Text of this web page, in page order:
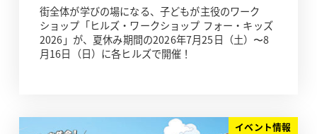
街全体が学びの場になる、子どもが主役のワーク
ショップ「ヒルズ・ワークショップ フォー・キッズ
2026」が、夏休み期間の2026年7月25日（土）〜8
月16日（日）に各ヒルズで開催！
イベント情報